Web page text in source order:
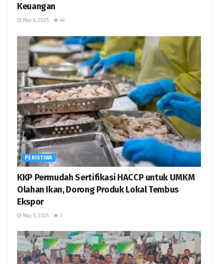
Keuangan
May 8, 2025 44
PERISTIWA
KKP Permudah Sertifikasi HACCP untuk UMKM
Olahan Ikan, Dorong Produk Lokal Tembus
Ekspor
May 5, 2025 3